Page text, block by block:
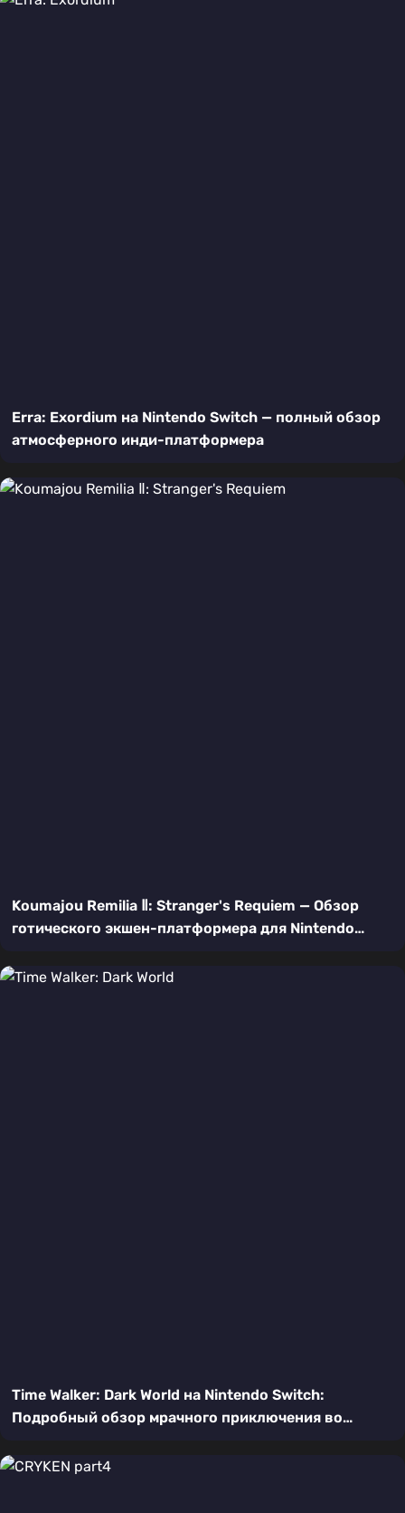
Erra: Exordium на Nintendo Switch — полный обзор
атмосферного инди-платформера
Koumajou Remilia Ⅱ: Stranger's Requiem — Обзор
готического экшен-платформера для Nintendo
Time Walker: Dark World на Nintendo Switch:
Подробный обзор мрачного приключения во